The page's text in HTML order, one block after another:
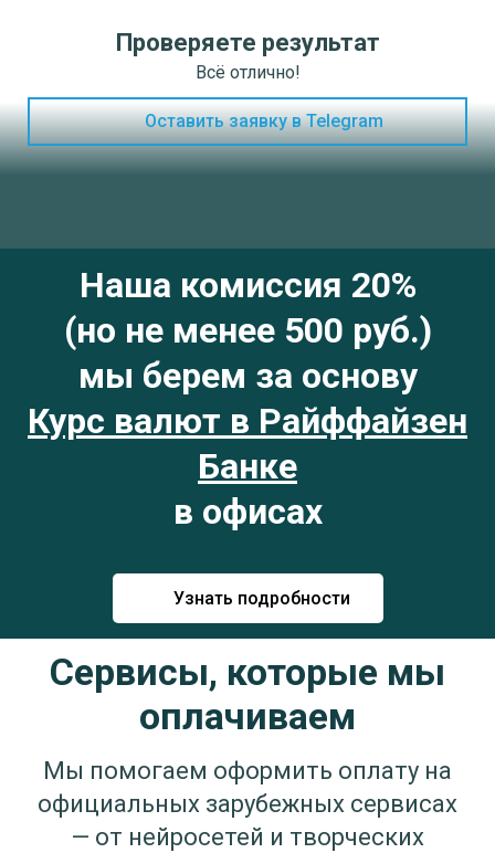
Проверяете результат
Всё отлично!
Оставить заявку в Telegram
Наша комиссия 20%
(но не менее 500 руб.)
мы берем за основу
Курс валют в Райффайзен
Банке
в офисах
Узнать подробности
Сервисы, которые мы
оплачиваем
Мы помогаем оформить оплату на
официальных зарубежных сервисах
— от нейросетей и творческих